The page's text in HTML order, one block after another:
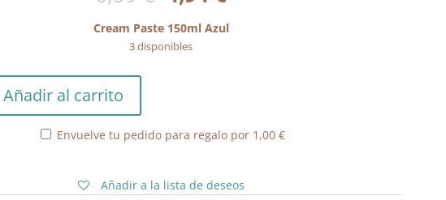
precio
original
era:
actual
Cream Paste 150ml Azul
3 disponibles
Añadir al carrito
Envuelve tu pedido para regalo por 1,00 €
Añadir a la lista de deseos